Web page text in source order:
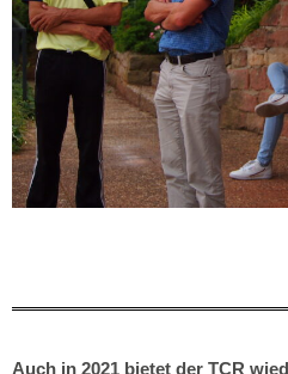
Auch in 2021 bietet der TCR